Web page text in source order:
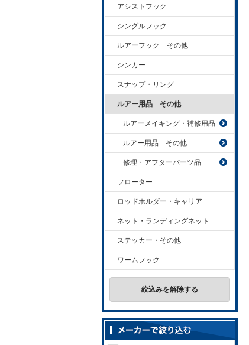
アシストフック
シングルフック
ルアーフック その他
シンカー
スナップ・リング
ルアー用品 その他
ルアーメイキング・補修用品
ルアー用品 その他
修理・アフターパーツ品
フローター
ロッドホルダー・キャリア
ネット・ランディングネット
ステッカー・その他
ワームフック
絞込みを解除する